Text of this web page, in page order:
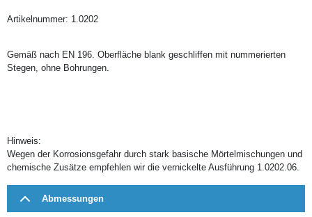
Artikelnummer: 1.0202
Gemäß nach EN 196. Oberfläche blank geschliffen mit nummerierten
Stegen, ohne Bohrungen.
Hinweis:
Wegen der Korrosionsgefahr durch stark basische Mörtelmischungen und
chemische Zusätze empfehlen wir die vernickelte Ausführung 1.0202.06.
Abmessungen